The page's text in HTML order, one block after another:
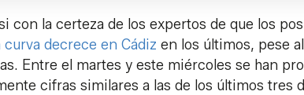
con la certeza de los expertos de que los
curva decrece en Cádiz en los últimos, pese
Entre el martes y este miércoles se han
cifras similares a las de los últimos tres